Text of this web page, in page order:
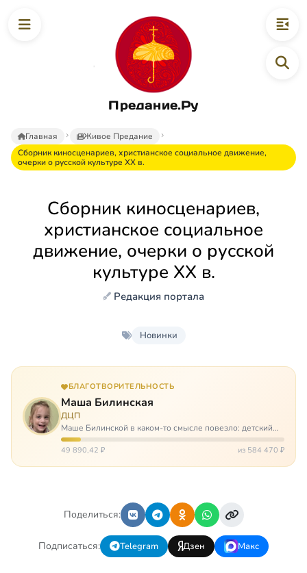
Предание.Ру
Главная
Живое Предание
Сборник киносценариев, христианское социальное движение,
очерки о русской культуре XX в.
Сборник киносценариев,
христианское социальное
движение, очерки о русской
культуре XX в.
Редакция портала
Новинки
БЛАГОТВОРИТЕЛЬНОСТЬ
Маша Билинская
ДЦП
Маше Билинской в каком-то смысле повезло: детский
церебральный паралич зацепил её не очень сильно. Но
всё-таки есть диагноз и есть немалые проблемы – Маша
49 890,42 ₽ из 584 470 ₽
Поделиться:
Подписаться: Telegram Дзен Макс